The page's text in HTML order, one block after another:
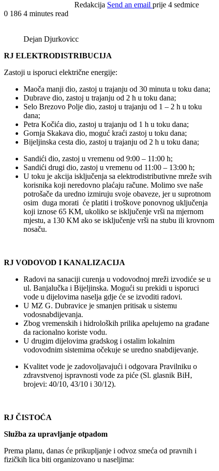
Redakcija Send an email prije 4 sedmice
0 186 4 minutes read
Dejan Djurkovicc
RJ ELEKTRODISTRIBUCIJA
Zastoji u isporuci električne energije:
Maoča manji dio, zastoj u trajanju od 30 minuta u toku dana;
Dubrave dio, zastoj u trajanju od 2 h u toku dana;
Selo Brezovo Polje dio, zastoj u trajanju od 1 – 2 h u toku
dana;
Petra Kočića dio, zastoj u trajanju od 1 h u toku dana;
Gornja Skakava dio, moguć kraći zastoj u toku dana;
Bijeljinska cesta dio, zastoj u trajanju od 2 h u toku dana;
Sandići dio, zastoj u vremenu od 9:00 – 11:00 h;
Sandići drugi dio, zastoj u vremenu od 11:00 – 13:00 h;
U toku je akcija isključenja sa elektrodistributivne mreže svih
korisnika koji neredovno plaćaju račune. Molimo sve naše
potrošače da uredno izmiruju svoje obaveze, jer u suprotnom
osim duga morati će platiti i troškove ponovnog uključenja
koji iznose 65 KM, ukoliko se isključenje vrši na mjernom
mjestu, a 130 KM ako se isključenje vrši na stubu ili krovnom
nosaču.
RJ VODOVOD I KANALIZACIJA
Radovi na sanaciji curenja u vodovodnoj mreži izvodiće se u
ul. Banjalučka i Bijeljinska. Mogući su prekidi u isporuci
vode u dijelovima naselja gdje će se izvoditi radovi.
U MZ G. Dubravice je smanjen pritisak u sistemu
vodosnabdijevanja.
Zbog vremenskih i hidroloških prilika apelujemo na građane
da racionalno koriste vodu.
U drugim dijelovima gradskog i ostalim lokalnim
vodovodnim sistemima očekuje se uredno snabdijevanje.
Kvalitet vode je zadovoljavajući i odgovara Pravilniku o
zdravstvenoj ispravnosti vode za piće (Sl. glasnik BiH,
brojevi: 40/10, 43/10 i 30/12).
RJ ČISTOĆA
Služba za upravljanje otpadom
Prema planu, danas će prikupljanje i odvoz smeća od pravnih i
fizičkih lica biti organizovano u naseljima: